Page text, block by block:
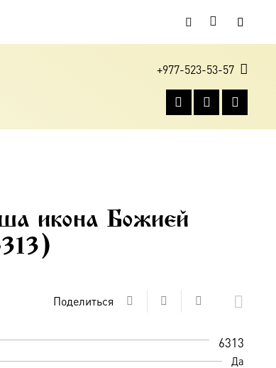
+977-523-53-57
икона Божией
Поделиться
6313
Да